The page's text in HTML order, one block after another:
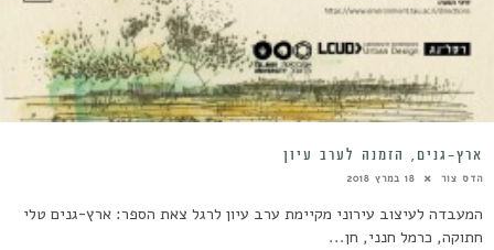
ארץ-גנים, הזמנה לערב עיון
הדס צור 18 במרץ 2018
המעבדה לעיצוב עירוני מקיימת ערב עיון לרגל צאת הספר: ארץ-גנים טלי
חתוקה, כרמל חנני, חן...